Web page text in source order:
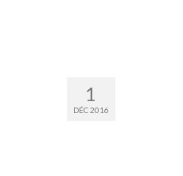
1
DÉC 2016